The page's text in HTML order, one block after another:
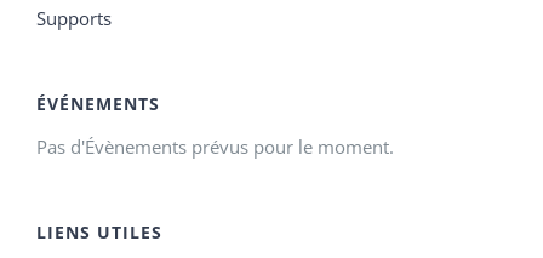
Supports
ÉVÉNEMENTS
Pas d'Évènements prévus pour le moment.
LIENS UTILES